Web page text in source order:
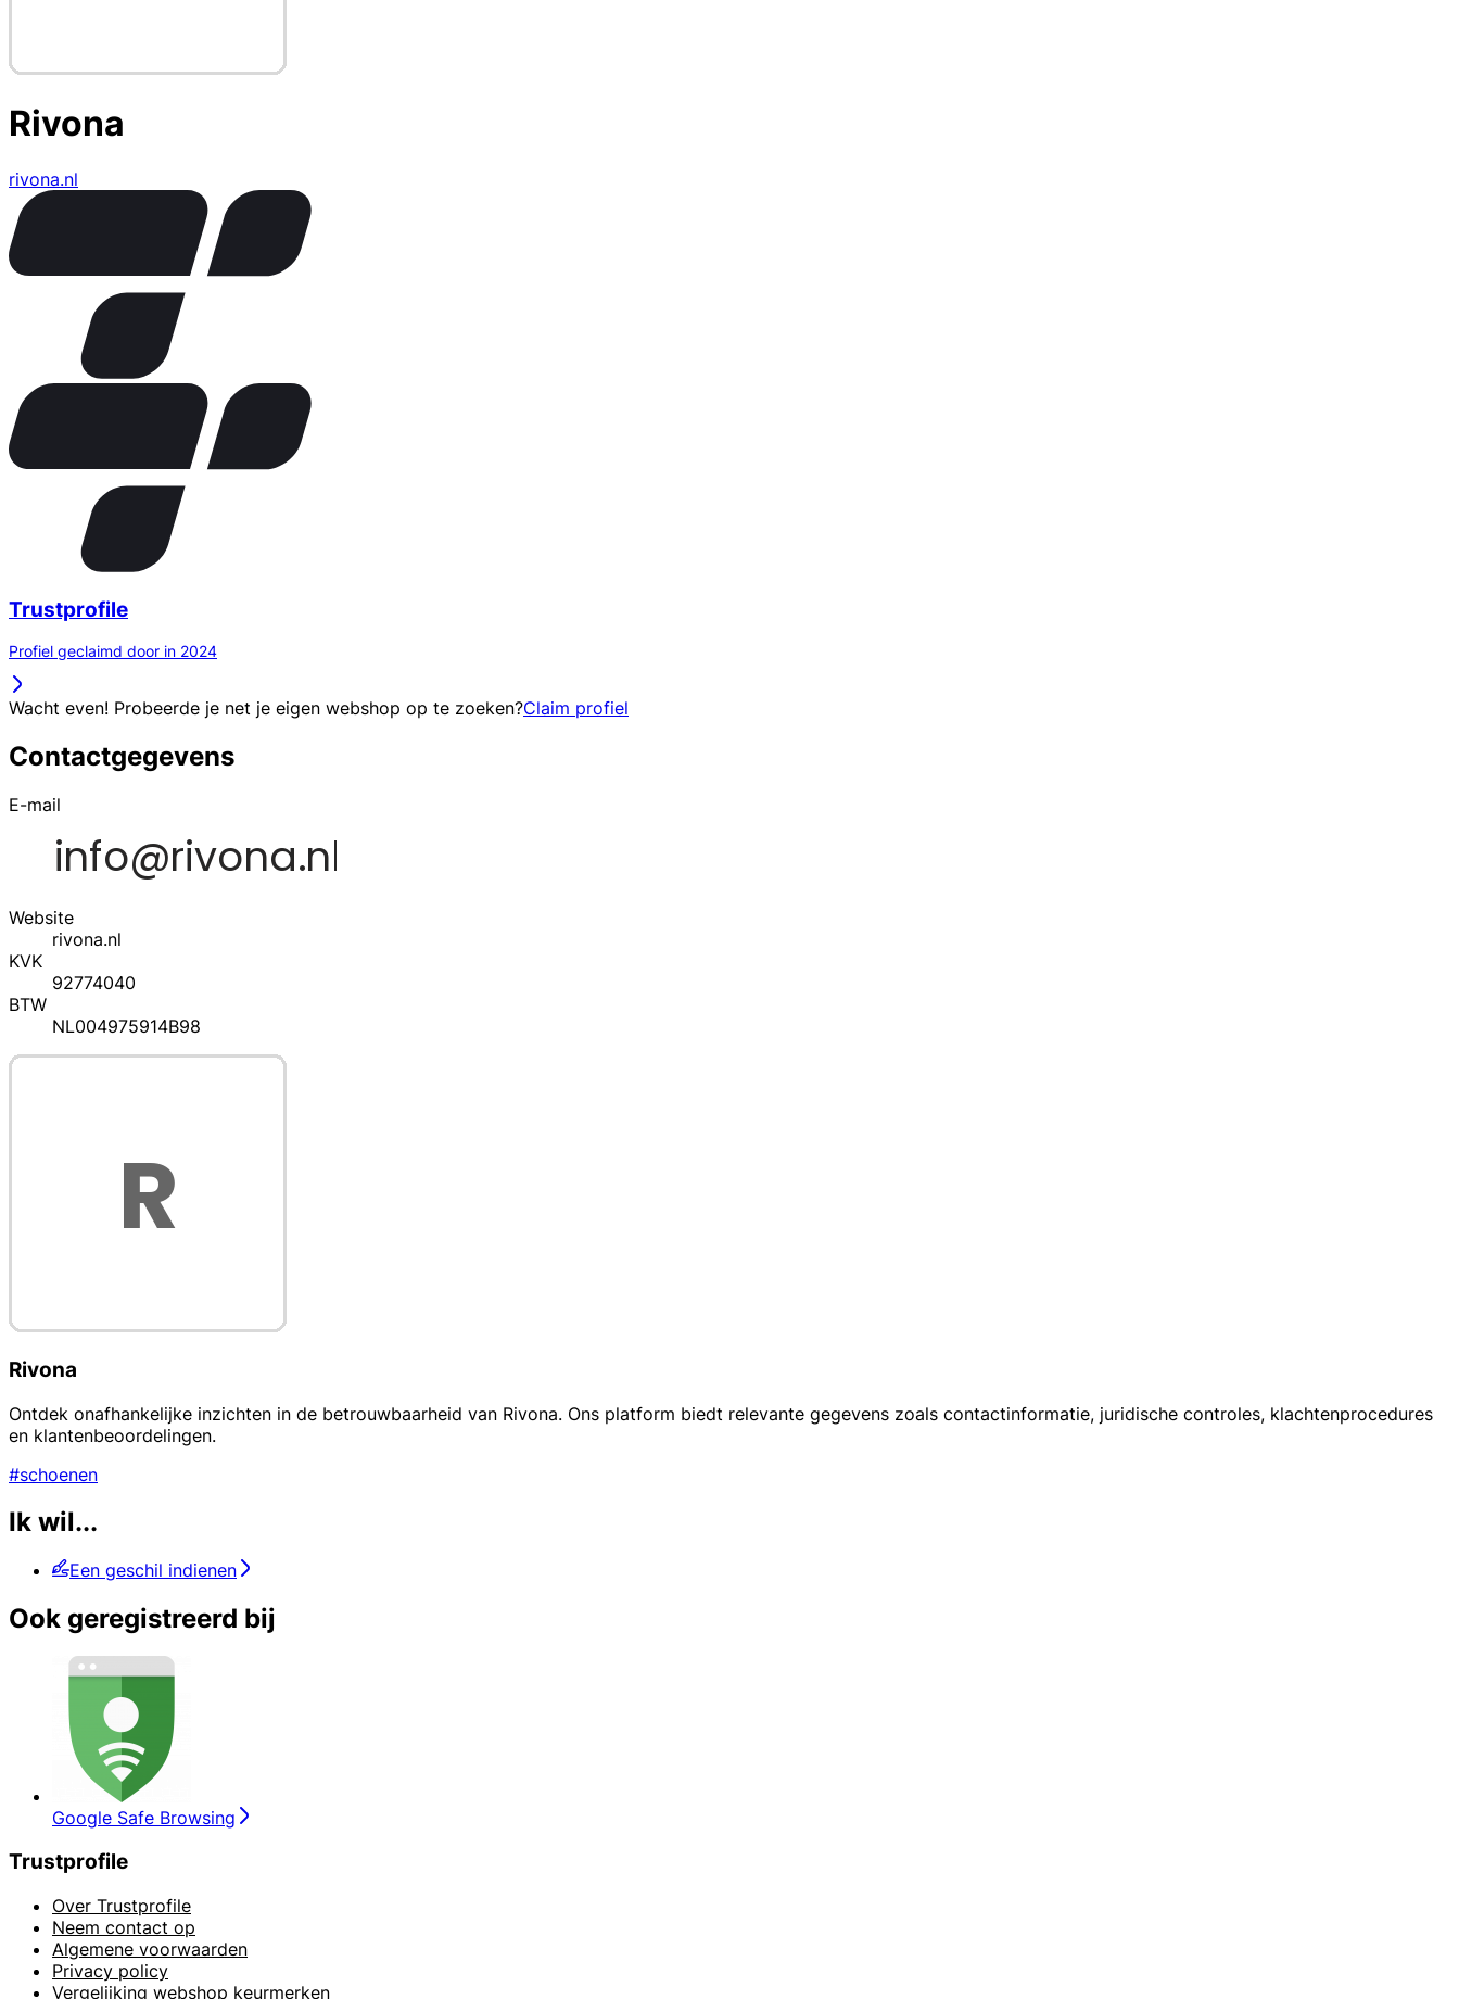
Rivona
rivona.nl
Trustprofile
Profiel geclaimd door in 2024
Wacht even! Probeerde je net je eigen webshop op te zoeken?Claim profiel
Contactgegevens
E-mail
Website
rivona.nl
KVK
92774040
BTW
NL004975914B98
Rivona
Ontdek onafhankelijke inzichten in de betrouwbaarheid van Rivona. Ons platform biedt relevante gegevens zoals contactinformatie, juridische controles, klachtenprocedures
en klantenbeoordelingen.
#schoenen
Ik wil...
Een geschil indienen
Ook geregistreerd bij
Google Safe Browsing
Trustprofile
Over Trustprofile
Neem contact op
Algemene voorwaarden
Privacy policy
Vergelijking webshop keurmerken